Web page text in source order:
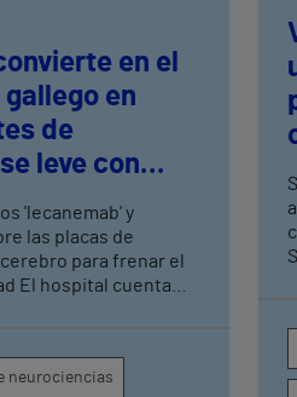
en el
en
de
leve con
'lecanemab' y
las placas de
para frenar el
paciente
neurociencias